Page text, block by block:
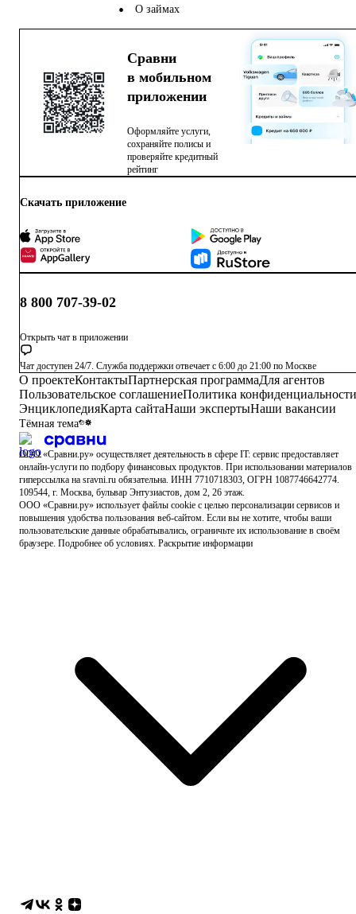
О займах
Сравни
в мобильном
приложении
Оформляйте услуги,
сохраняйте полисы и
проверяйте кредитный
рейтинг
Скачать приложение
8 800 707-39-02
Открыть чат в приложении
Чат доступен 24/7. Служба поддержки отвечает с 6:00 до 21:00 по Москве
О проектеКонтактыПартнерская программаДля агентов
Пользовательское соглашениеПолитика конфиденциальности
ЭнциклопедияКарта сайтаНаши экспертыНаши вакансии
Тёмная тема
ООО «Сравни.ру» осуществляет деятельность в сфере IT: сервис предоставляет
онлайн-услуги по подбору финансовых продуктов. При использовании материалов
гиперссылка на sravni.ru обязательна. ИНН 7710718303, ОГРН 1087746642774.
109544, г. Москва, бульвар Энтузиастов, дом 2, 26 этаж.
ООО «Сравни.ру» использует файлы cookie с целью персонализации сервисов и
повышения удобства пользования веб-сайтом. Если вы не хотите, чтобы ваши
пользовательские данные обрабатывались, ограничьте их использование в своём
браузере. Подробнее об условиях. Раскрытие информации